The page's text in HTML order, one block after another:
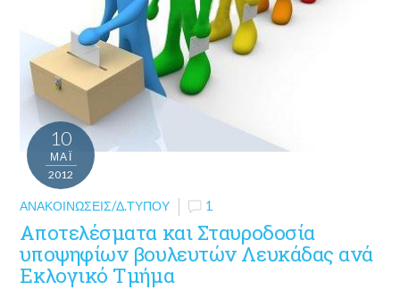
10
ΜΑΪ́
2012
ΑΝΑΚΟΙΝΏΣΕΙΣ/Δ.ΤΎΠΟΥ 1
Αποτελέσματα και Σταυροδοσία
υποψηφίων βουλευτών Λευκάδας ανά
Εκλογικό Τμήμα